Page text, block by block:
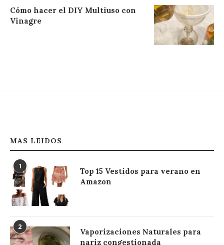
Cómo hacer el DIY Multiuso con
Vinagre
MAS LEIDOS
1
Top 15 Vestidos para verano en
Amazon
2
Vaporizaciones Naturales para
nariz congestionada